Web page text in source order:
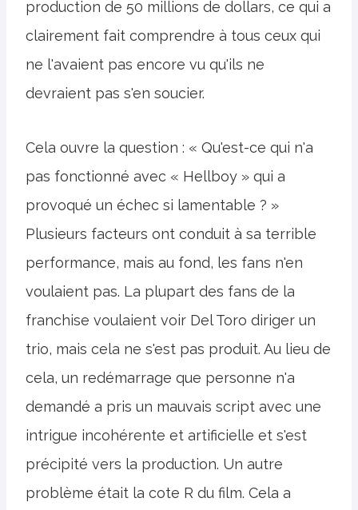
production de 50 millions de dollars, ce qui a
clairement fait comprendre à tous ceux qui
ne l'avaient pas encore vu qu'ils ne
devraient pas s'en soucier.
Cela ouvre la question : « Qu'est-ce qui n'a
pas fonctionné avec « Hellboy » qui a
provoqué un échec si lamentable ? »
Plusieurs facteurs ont conduit à sa terrible
performance, mais au fond, les fans n'en
voulaient pas. La plupart des fans de la
franchise voulaient voir Del Toro diriger un
trio, mais cela ne s'est pas produit. Au lieu de
cela, un redémarrage que personne n'a
demandé a pris un mauvais script avec une
intrigue incohérente et artificielle et s'est
précipité vers la production. Un autre
problème était la cote R du film. Cela a